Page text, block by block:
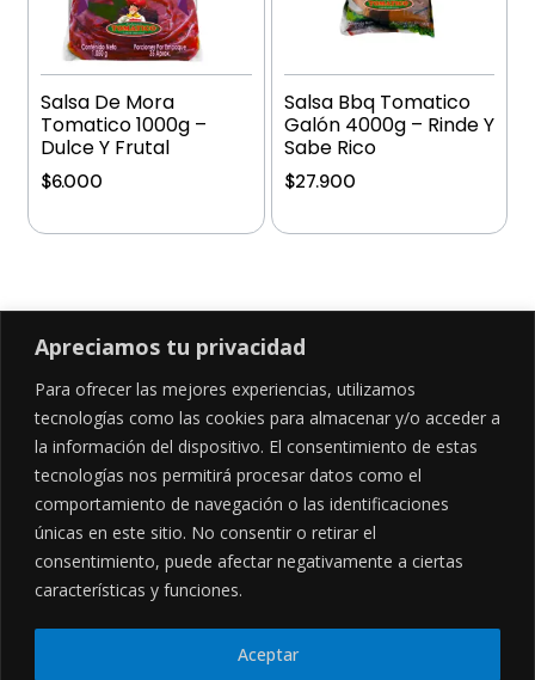
Apreciamos tu privacidad
Para ofrecer las mejores experiencias, utilizamos
tecnologías como las cookies para almacenar y/o acceder a
la información del dispositivo. El consentimiento de estas
tecnologías nos permitirá procesar datos como el
comportamiento de navegación o las identificaciones
únicas en este sitio. No consentir o retirar el
consentimiento, puede afectar negativamente a ciertas
características y funciones.
Aceptar
Salsa De Mora
Tomatico 1000g –
Dulce Y Frutal
$6.000
Salsa Bbq Tomatico
Galón 4000g – Rinde Y
Sabe Rico
$27.900
SÍGUENOS EN
CONTÁCTANOS
Cl. 34 Sur #52-02, Alcala, Bogotá
+57 3046569705
LEGALES
Políticas de privacidad